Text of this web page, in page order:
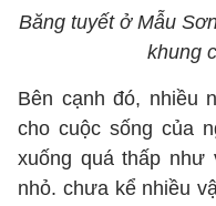
Băng tuyết ở Mẫu
khung
Bên cạnh đó, nhiều
cho cuộc sống của
xuống quá thấp
nhỏ. chưa kể nhiều